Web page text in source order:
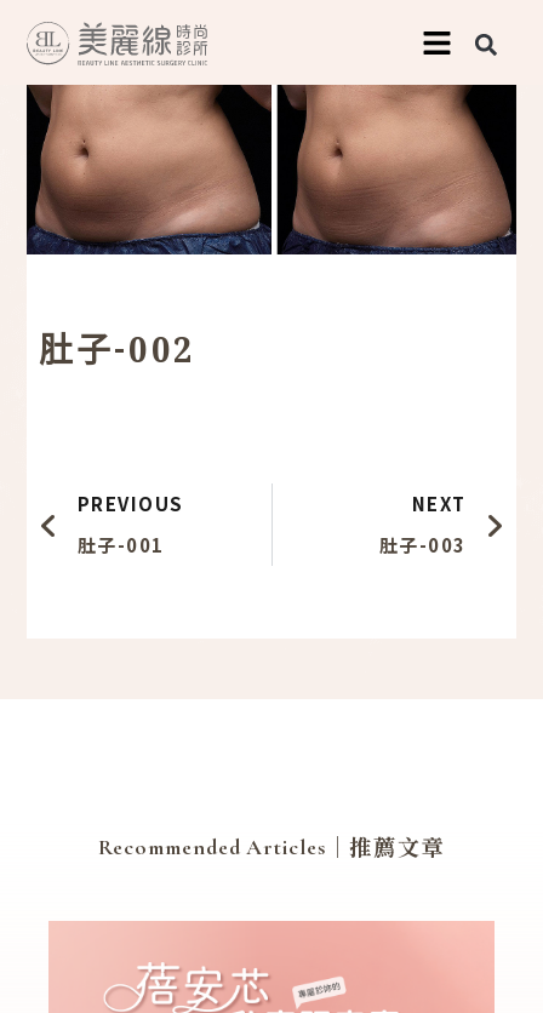
肚子-002
PREVIOUS
肚子-001
NEXT
肚子-003
Recommended Articles ｜推薦文章